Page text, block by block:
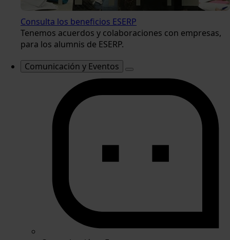
Consulta los beneficios ESERP
Tenemos acuerdos y colaboraciones con empresas,
para los alumnis de ESERP.
Comunicación y Eventos